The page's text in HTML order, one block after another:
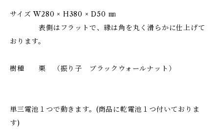
サイズ W280 × H380 × D50 ㎜
表側はフラットで、縁は角を丸く滑らかに仕上げて
おります。
樹種 栗 （振り子 ブラックウォールナット）
単三電池１つで動きます。(商品に乾電池１つ付いておりま
す)